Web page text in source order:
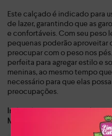
Este calçado é indicado para
de lazer, garantindo que as
e confortáveis. Com seu peso
pequenas poderão aproveitar
preocupar com o peso nos
perfeita para agregar estilo e
meninas, ao mesmo tempo
necessário para que elas
preocupações.
Indicado para: Dia a dia, lazer
Material: